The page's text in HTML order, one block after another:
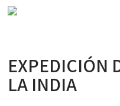
EXPEDICIÓN
LA INDIA